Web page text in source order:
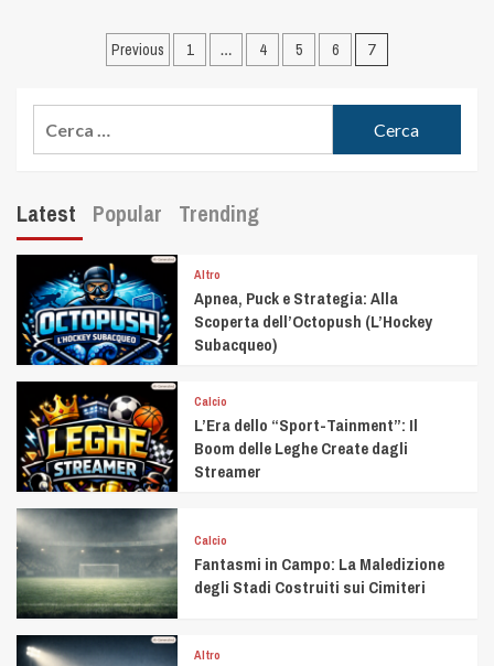
Previous 1 … 4 5 6 7
Latest Popular Trending
Altro
Apnea, Puck e Strategia: Alla
Scoperta dell’Octopush (L’Hockey
Subacqueo)
Calcio
L’Era dello “Sport-Tainment”: Il
Boom delle Leghe Create dagli
Streamer
Calcio
Fantasmi in Campo: La Maledizione
degli Stadi Costruiti sui Cimiteri
Altro